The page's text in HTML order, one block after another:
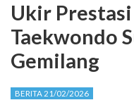
Ukir
Taekwondo
Gemilang
BERITA 21/02/2026